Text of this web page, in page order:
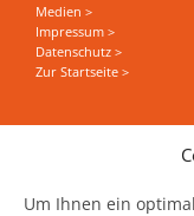
Um Ihnen ein
Medien >
Impressum >
Datenschutz >
Zur Startseite >
Sie wollen
News, Events